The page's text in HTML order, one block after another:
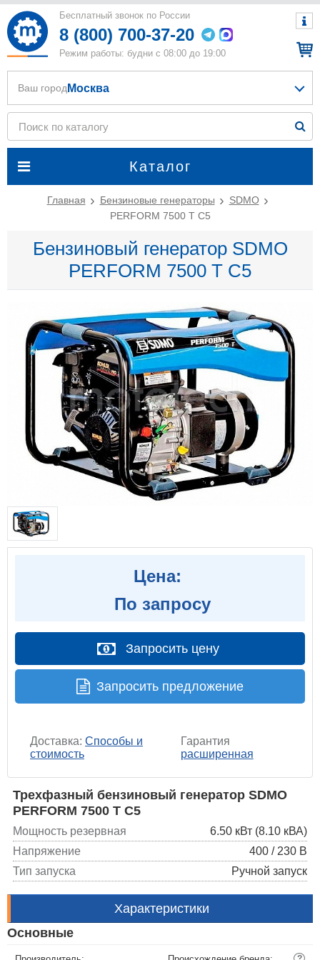
Бесплатный звонок по России
8 (800) 700-37-20
Режим работы: будни с 08:00 до 19:00
Каталог
Ваш город Москва
Главная Бензиновые генераторы
SDMO
PERFORM 7500 T C5
Бензиновый генератор SDMO
PERFORM 7500 T C5
Цена:
По запросу
Запросить цену
Запросить предложение
Доставка: Способы и
стоимость
Гарантия
расширенная
Трехфазный бензиновый генератор SDMO
PERFORM 7500 T C5
Мощность резервная
6.50 кВт (8.10 кВА)
Напряжение
400 / 230 В
Тип запуска
Ручной запуск
Характеристики
Основные